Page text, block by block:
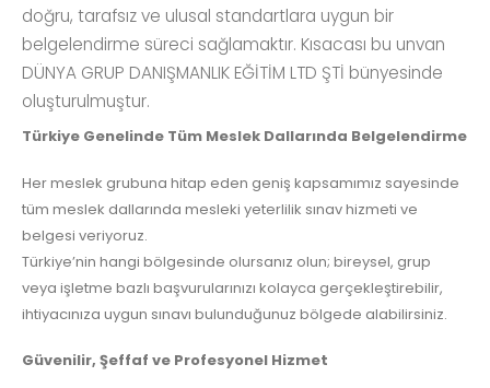
doğru, tarafsız ve ulusal standartlara uygun bir
belgelendirme süreci sağlamaktır. Kısacası bu unvan
DÜNYA GRUP DANIŞMANLIK EĞİTİM LTD ŞTİ bünyesinde
oluşturulmuştur.
Türkiye Genelinde Tüm Meslek Dallarında Belgelendirme
Her meslek grubuna hitap eden geniş kapsamımız sayesinde
tüm meslek dallarında mesleki yeterlilik sınav hizmeti ve
belgesi veriyoruz.
Türkiye’nin hangi bölgesinde olursanız olun; bireysel, grup
veya işletme bazlı başvurularınızı kolayca gerçekleştirebilir,
ihtiyacınıza uygun sınavı bulunduğunuz bölgede alabilirsiniz.
Güvenilir, Şeffaf ve Profesyonel Hizmet